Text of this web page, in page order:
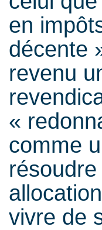
en
décente
revenu
«
comme
vivre de